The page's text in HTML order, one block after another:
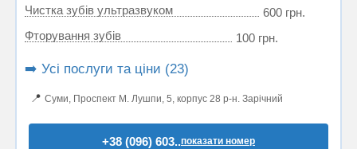
Чистка зубів ультразвуком
600 грн.
Фторування зубів
100 грн.
➡️ Усі послуги та ціни (23)
📍 Суми, Проспект М. Лушпи, 5, корпус 28 р-н. Зарічний
+38 (096) 603..показати номер